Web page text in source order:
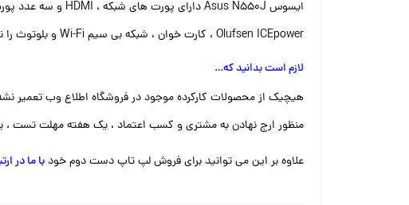
Olufsen ICEpower ، کارت خوان ، شبکه بی سیم Wi-Fi و بلوتوث را نیز دارد.
لازم است بدانید که…
هیچیک از محصولات کارکرده موجود در فروشگاه اطلاع وب
منظور ارج نهادن به مشتری و کسب اعتماد ، یک هفته مهلت تست ،
علاوه بر این می توانید برای فروش لپ تاپ دست دوم خود با ما در